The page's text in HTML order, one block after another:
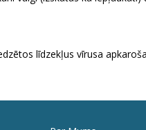
līdzekļus vīrusa